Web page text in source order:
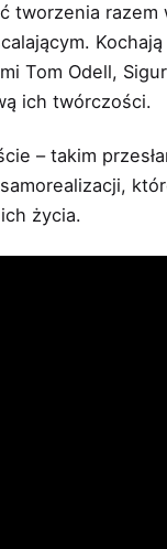
tworzenia
Tom Odell,
ich twórczości.
– takim
życia.